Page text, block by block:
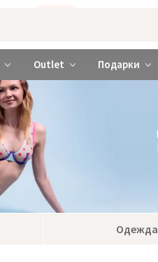
Outlet Подарки
Одежда